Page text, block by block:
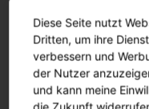
35-Stunden-Woche,
oder Teilzeit,
unsere SITECO
Studenten Projekte.
Diese Seite nutzt
Dritten, um ihre
verbessern und
der Nutzer
und kann meine